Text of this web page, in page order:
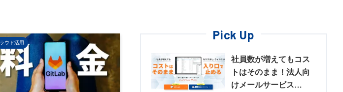
ウド活用
Pick Up
社員数が増えてもコス
トはそのまま！法人向
けメールサービス